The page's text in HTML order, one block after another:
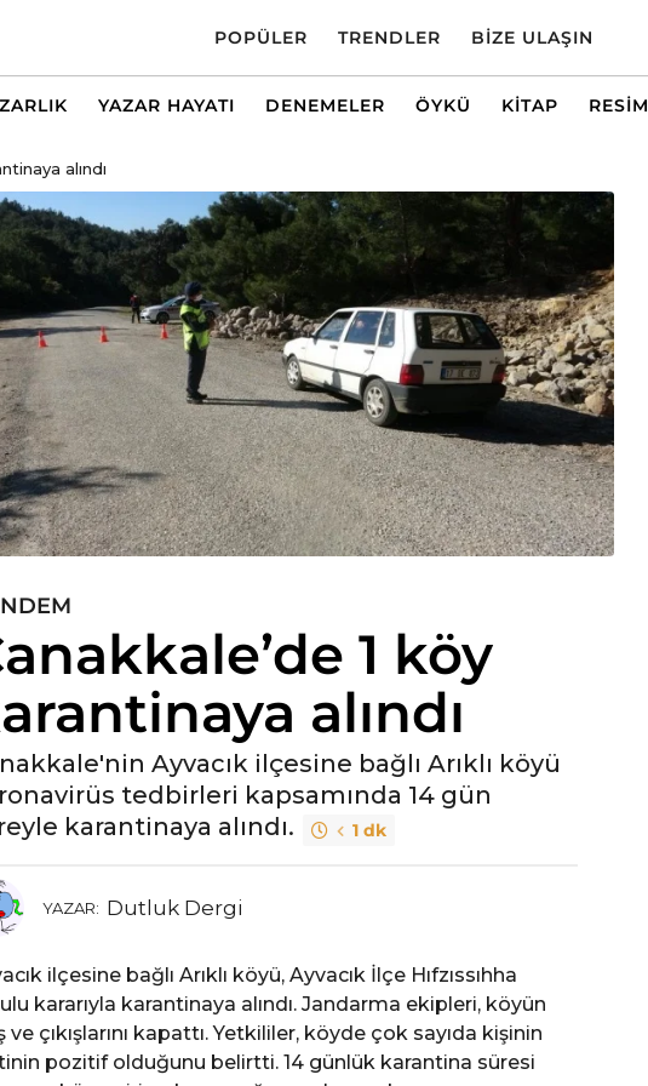
POPÜLER TRENDLER BIZE ULAŞIN
YAZAR HAYATI DENEMELER ÖYKÜ KITAP RESIM
alındı
1 köy
alındı
Ayvacık ilçesine bağlı Arıklı köyü
tedbirleri kapsamında 14 gün
karantinaya alındı.
1 dk
YAZAR: Dutluk Dergi
ilçesine bağlı Arıklı köyü, Ayvacık İlçe Hıfzıssıhha
kararıyla karantinaya alındı. Jandarma ekipleri, köyün
ve çıkışlarını kapattı. Yetkililer, köyde çok sayıda kişinin
pozitif olduğunu belirtti. 14 günlük karantina süresi